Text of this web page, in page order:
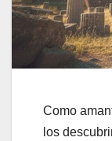
Como
los